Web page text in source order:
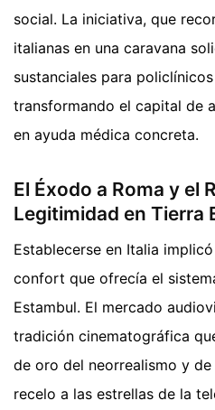
social. La iniciativa, que
italianas en una caravana
sustanciales para
transformando el capital de
en ayuda médica concreta.
El Éxodo a Roma y el
Legitimidad en Tierra
Establecerse en Italia
confort que ofrecía el
Estambul. El mercado
tradición cinematográfica
de oro del neorrealismo y
recelo a las estrellas de la